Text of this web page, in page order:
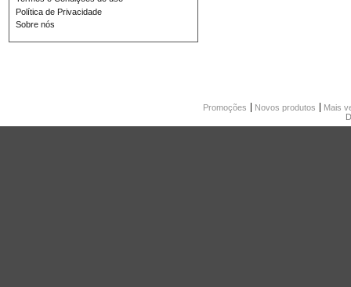
Política de Privacidade
Sobre nós
Promoções Novos produtos
Mais